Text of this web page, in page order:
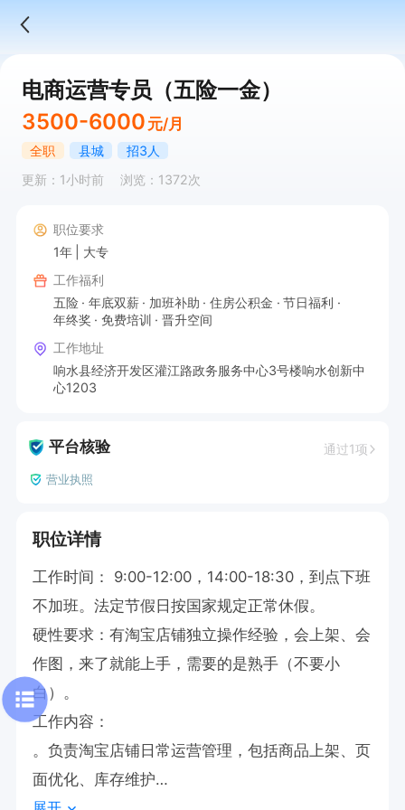
电商运营专员（五险一金）
3500-6000 元/月
全职 县城
招3人
更新：1小时前
浏览：1372次
职位要求
1年
大专
工作福利
五险
年底双薪 加班补助 住房公积金
节日福利
年终奖
免费培训
晋升空间
工作地址
响水县经济开发区灌江路政务服务中心3号楼响水创新中
心1203
平台核验 通过1项
营业执照
职位详情
工作时间： 9:00-12:00，14:00-18:30，到点下班
不加班。法定节假日按国家规定正常休假。
硬性要求：有淘宝店铺独立操作经验，会上架、会
作图，来了就能上手，需要的是熟手（不要小
白）。
工作内容：
。负责淘宝店铺日常运营管理，包括商品上架、页
面优化、库存维护